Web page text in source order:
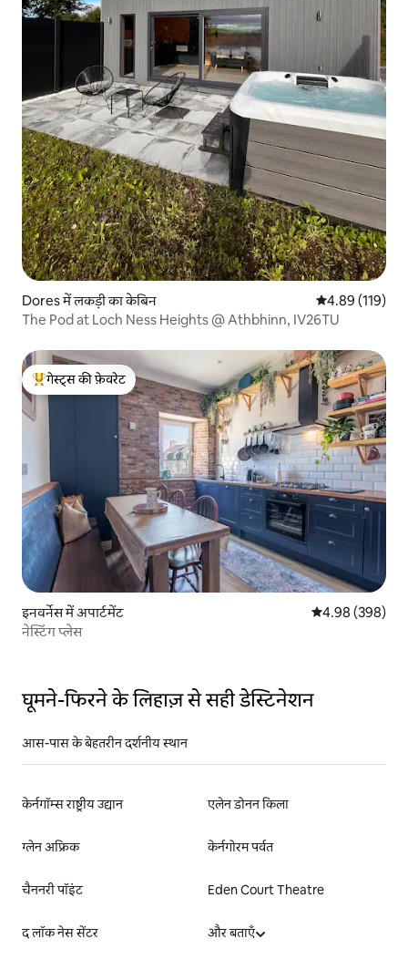
Dores में लकड़ी का केबिन औसत रेटिंग 5 में से
4.89 (119)
The Pod at Loch Ness Heights @ Athbhinn, IV26TU
गेस्ट्स का टॉप फ़ेवरेट
गेस्ट्स की फ़ेवरेट
इनवर्नेस में अपार्टमेंट औसत रेटिंग 5 में से
4.98 (398)
नेस्टिंग प्लेस
घूमने-फिरने के लिहाज़ से सही डेस्टिनेशन
आस-पास के बेहतरीन दर्शनीय स्थान
केर्नगॉम्स राष्ट्रीय उद्यान एलेन डोनन किला
ग्लेन अफ्रिक केर्नगोरम पर्वत
चैननरी पॉइंट Eden Court Theatre
द लॉक नेस सेंटर और बताएँ